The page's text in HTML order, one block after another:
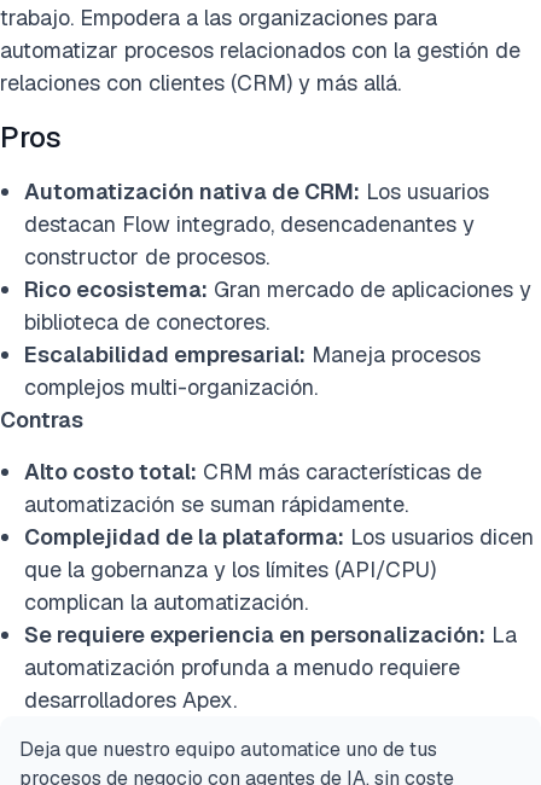
trabajo. Empodera a las organizaciones para
automatizar procesos relacionados con la gestión de
relaciones con clientes (CRM) y más allá.
Pros
Automatización nativa de CRM: Los usuarios
destacan Flow integrado, desencadenantes y
constructor de procesos.
Rico ecosistema: Gran mercado de aplicaciones y
biblioteca de conectores.
Escalabilidad empresarial: Maneja procesos
complejos multi-organización.
Contras
Alto costo total: CRM más características de
automatización se suman rápidamente.
Complejidad de la plataforma: Los usuarios dicen
que la gobernanza y los límites (API/CPU)
complican la automatización.
Se requiere experiencia en personalización: La
automatización profunda a menudo requiere
desarrolladores Apex.
Deja que nuestro equipo automatice uno de tus
procesos de negocio con agentes de IA, sin coste